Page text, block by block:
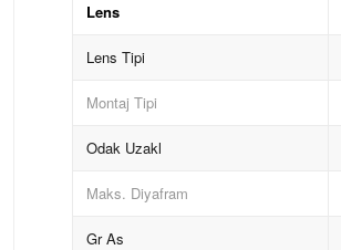
Lens
Lens Tipi
Montaj Tipi
Odak Uzakl
Maks. Diyafram
Gr As